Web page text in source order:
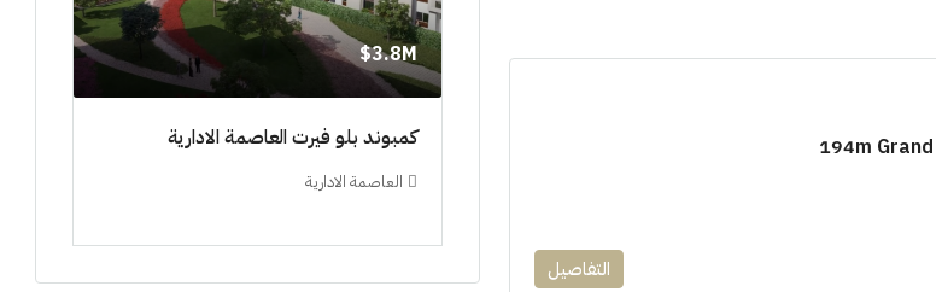
التفاصيل
ابراج زيد الشيخ زايد 10 % و قسط 6
١٧٥٠٠٠٠ 3.8M$
كمبوند بلو فيرت العاصمة الادارية
العاصمة الادارية